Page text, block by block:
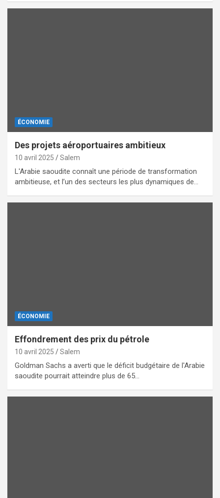
ÉCONOMIE
Des projets aéroportuaires ambitieux
10 avril 2025 Salem
L'Arabie saoudite connaît une période de transformation
ambitieuse, et l’un des secteurs les plus dynamiques de…
ÉCONOMIE
Effondrement des prix du pétrole
10 avril 2025 Salem
Goldman Sachs a averti que le déficit budgétaire de l'Arabie
saoudite pourrait atteindre plus de 65…